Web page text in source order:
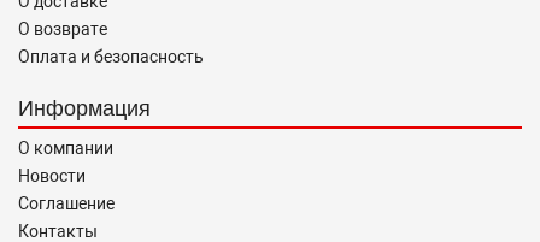
О возврате
Оплата и безопасность
Информация
О компании
Новости
Соглашение
Контакты